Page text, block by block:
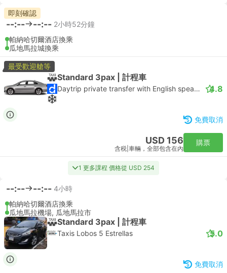
即刻確認
--:-- --:-- 2小時52分鐘
帕納哈切爾酒店換乘
瓜地馬拉城換乘
最受歡迎艙等
Standard 3pax | 計程車
Daytrip private transfer with English speaking driver 4.8
免費取消
USD 156
含税 車輛，全部包含在內
購票
1 更多課程 價格從 USD 254
--:-- --:-- 4小時
帕納哈切爾酒店換乘
瓜地馬拉機場, 瓜地馬拉市
Standard 3pax | 計程車
Taxis Lobos 5 Estrellas 5.0
免費取消